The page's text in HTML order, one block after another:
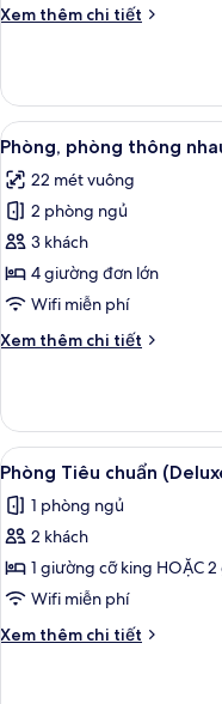
Xem thêm chi tiết
Chi
Phòng
đơn
Deluxe
Xem
tất
cả
ảnh
Phòng,
phòng
thông
5
Phòng, phòng thông
22 mét vuông
2 phòng ngủ
3 khách
4 giường đơn lớn
Wifi miễn phí
Xem thêm chi tiết
Chi
Phòng,
phòng
thông
Xem
tất
cả
ảnh
Phòng
Tiêu
chuẩn
(Deluxe)
13
Phòng Tiêu chuẩn
1 phòng ngủ
2 khách
1 giường cỡ king HOẶC
Wifi miễn phí
Xem thêm chi tiết
Chi